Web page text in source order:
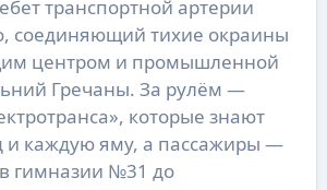
транспортной артерии
соединяющий тихие окраины
центром и промышленной
Гречаны. За рулём —
которые знают
и каждую яму, а пассажиры —
гимназии №31 до